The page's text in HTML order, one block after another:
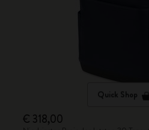
Quick Shop
€ 318,00